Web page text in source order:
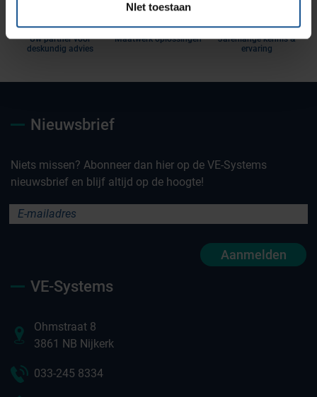
NIet toestaan
Uw partner voor
deskundig advies
Maatwerk oplossingen
Jarenlange kennis &
ervaring
Nieuwsbrief
Niets missen? Abonneer dan hier op de VE-Systems
nieuwsbrief en blijf altijd op de hoogte!
Aanmelden
VE-Systems
Ohmstraat 8
3861 NB Nijkerk
033-245 8334